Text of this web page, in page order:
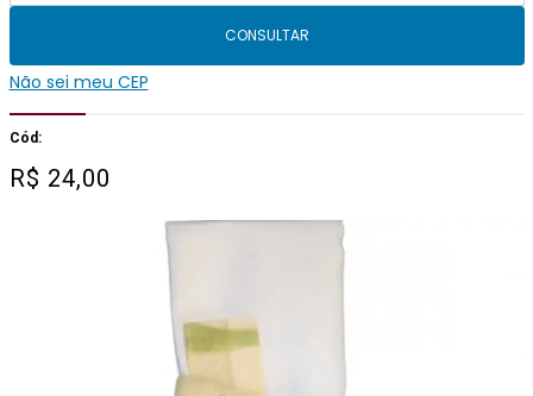
CONSULTAR
Não sei meu CEP
Cód:
R$ 24,00